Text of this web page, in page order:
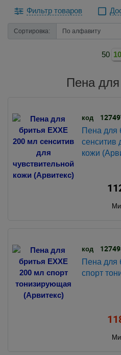
Фильтр товаров
Сортировка:
50
Пена
код
Пена для
сенситив
кожи
код
Пена для
спорт